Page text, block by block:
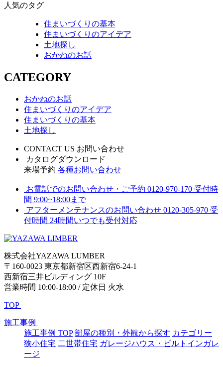
人気のタグ
住まいづくりの基本
住まいづくりのアイデア
土地探し
おかねのお話
CATEGORY
おかねのお話
住まいづくりのアイデア
住まいづくりの基本
土地探し
CONTACT US お問い合わせ
カタログダウンロード
来場予約 各種お問い合わせ
お電話でのお問い合わせ・ご予約 0120-970-170 受付時
間 9:00~18:00まで
アフターメンテナンスのお問い合わせ 0120-305-970 受
付時間 24時間いつでも受付対応
株式会社YAZAWA LUMBER
〒160-0023 東京都新宿区西新宿6-24-1
西新宿三井ビルディング 10F
営業時間 10:00-18:00 / 定休日 火水
TOP
施工事例
施工事例 TOP 部屋の種別・外観から探す カテゴリー
狭小住宅 二世帯住宅 ガレージハウス・ビルトインガレ
ージ